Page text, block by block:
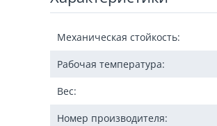
Механическая стойкость:
Рабочая температура:
Вес:
Номер производителя: